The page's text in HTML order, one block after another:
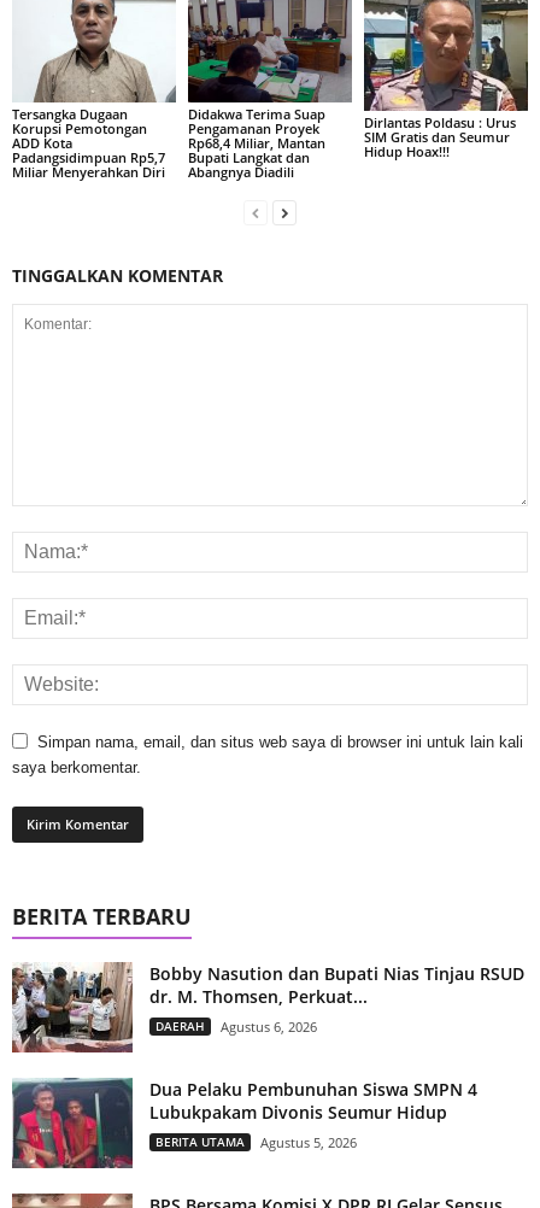
Tersangka Dugaan
Korupsi Pemotongan
ADD Kota
Padangsidimpuan Rp5,7
Miliar Menyerahkan Diri
Didakwa Terima Suap
Pengamanan Proyek
Rp68,4 Miliar, Mantan
Bupati Langkat dan
Abangnya Diadili
Dirlantas Poldasu : Urus
SIM Gratis dan Seumur
Hidup Hoax!!!
TINGGALKAN KOMENTAR
Simpan nama, email, dan situs web saya di browser ini untuk lain kali
saya berkomentar.
BERITA TERBARU
Bobby Nasution dan Bupati Nias Tinjau RSUD
dr. M. Thomsen, Perkuat...
DAERAH Agustus 6, 2026
Dua Pelaku Pembunuhan Siswa SMPN 4
Lubukpakam Divonis Seumur Hidup
BERITA UTAMA Agustus 5, 2026